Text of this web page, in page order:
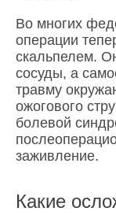
Во многих
операции
скальпелем.
сосуды, а
травму
ожогового
болевой
заживление.
Какие